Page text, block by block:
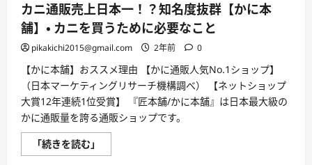
は
ど
う
な
の？
に
つ
い
て
さ
ら
に
読
む
カニ通販売上日本一！？知名度抜群【かに本
舗】・ カニを買うために必要なこと
pikakichi2015@gmail.com 2年前 0
【かに本舗】おススメ理由 【かに通販人気No.1ショップ】
（日本マーケティングリサーチ機構調べ） 【ネットショップ
大賞12年連続1位受賞】 『匠本舗/かに本舗』は日本最大級の
かに通販量を誇る通販ショップです。
「続きを読む」
ニ